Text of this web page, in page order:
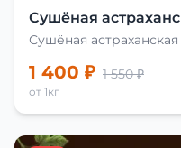
Сушёная
Сушёная
1 400 ₽ 1 550 ₽
от 1кг